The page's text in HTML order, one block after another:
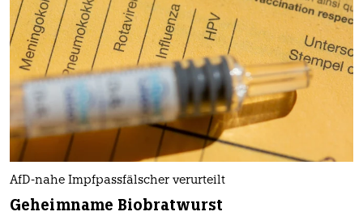
AfD-nahe Impfpassfälscher verurteilt
Geheimname Biobratwurst